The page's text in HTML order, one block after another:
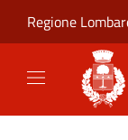
Regione